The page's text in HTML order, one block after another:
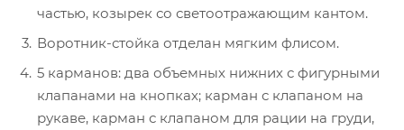
частью, козырек со светоотражающим кантом.
Воротник-стойка отделан мягким флисом.
5 карманов: два объемных нижних с фигурными
клапанами на кнопках; карман с клапаном на
рукаве, карман с клапаном для рации на груди,